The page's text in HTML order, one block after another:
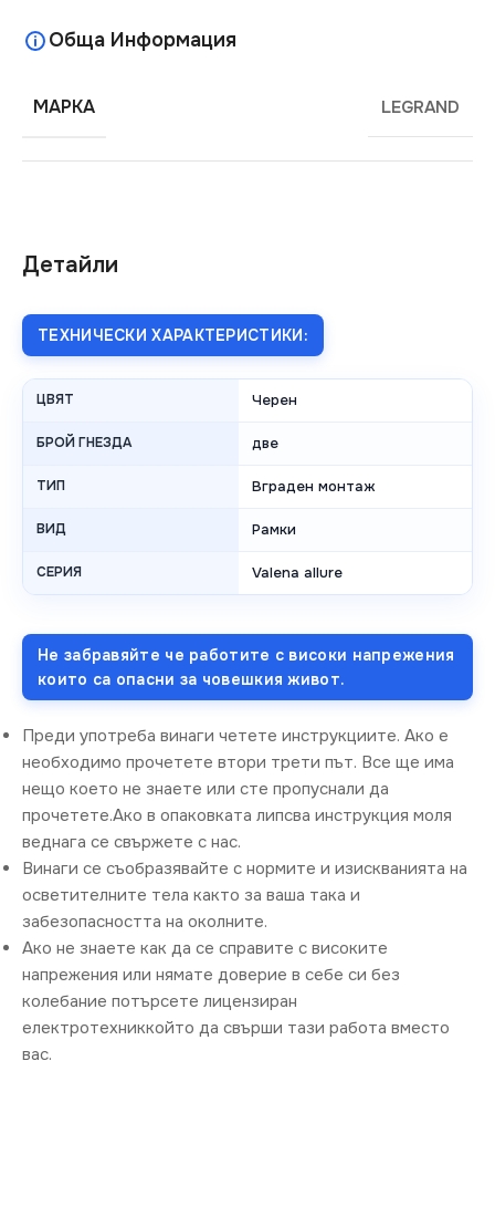
Детайли
ТЕХНИЧЕСКИ ХАРАКТЕРИСТИКИ:
ЦВЯТ Черен
БРОЙ ГНЕЗДА две
ТИП Вграден монтаж
ВИД Рамки
СЕРИЯ Valena allure
Не забравяйте че работите с високи напрежения
които са опасни за човешкия живот.
Преди употреба винаги четете инструкциите. Ако е
необходимо прочетете втори трети път. Все ще има
нещо което не знаете или сте пропуснали да
прочетете.Ако в опаковката липсва инструкция моля
веднага се свържете с нас.
Винаги се съобразявайте с нормите и изискванията на
осветителните тела както за ваша така и
забезопасността на околните.
Ако не знаете как да се справите с високите
напрежения или нямате доверие в себе си без
колебание потърсете лицензиран
електротехниккойто да свърши тази работа вместо
вас.
Обща Информация
МАРКА LEGRAND